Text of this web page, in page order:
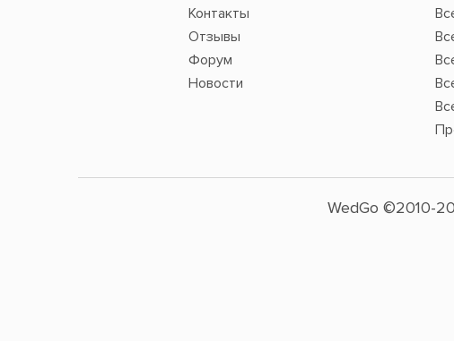
Контакты
Отзывы
Форум
Новости
WedGo ©2010-